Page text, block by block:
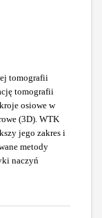
tomografii
tomografii
osiowe w
(3D). WTK
jego zakres i
metody
naczyń